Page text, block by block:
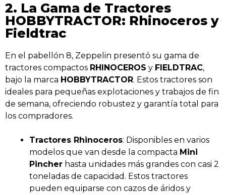
2. La Gama de Tractores
HOBBYTRACTOR: Rhinoceros y
Fieldtrac
En el pabellón 8, Zeppelin presentó su gama de
tractores compactos RHINOCEROS y FIELDTRAC,
bajo la marca HOBBYTRACTOR. Estos tractores son
ideales para pequeñas explotaciones y trabajos de fin
de semana, ofreciendo robustez y garantía total para
los compradores.
Tractores Rhinoceros: Disponibles en varios
modelos que van desde la compacta Mini
Pincher hasta unidades más grandes con casi 2
toneladas de capacidad. Estos tractores
pueden equiparse con cazos de áridos y